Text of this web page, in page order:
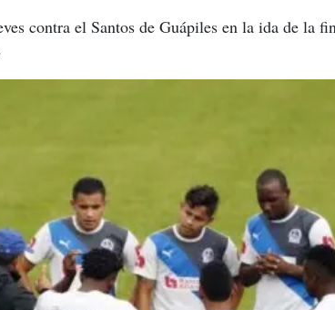
contra el Santos de Guápiles en la ida de la